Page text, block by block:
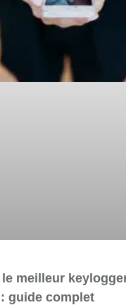
meilleur
guide complet